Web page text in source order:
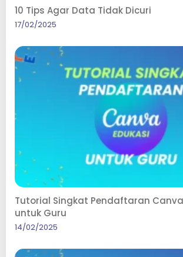
10 Tips Agar Data Tidak Dicuri
17/02/2025
Tutorial Singkat Pendaftaran
untuk Guru
14/02/2025